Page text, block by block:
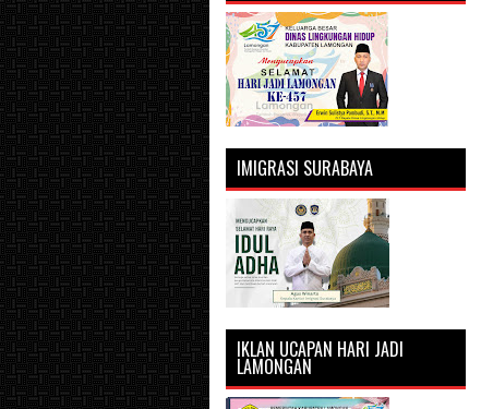
IMIGRASI SURABAYA
IKLAN UCAPAN HARI JADI
LAMONGAN